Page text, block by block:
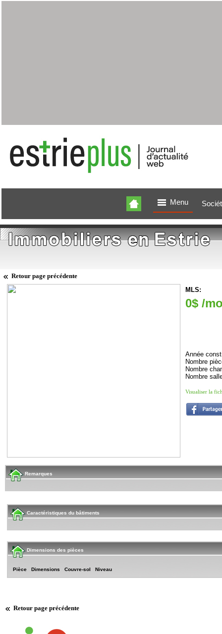
Menu
Retour page précédente
MLS:
0$ /
Année
Nombre
Nombre
Nombre
Visualiser la
Remarques
Caractéristiques du bâtiments
Dimensions des pièces
Pièce Dimensions Couvre-sol Niveau
Retour page précédente